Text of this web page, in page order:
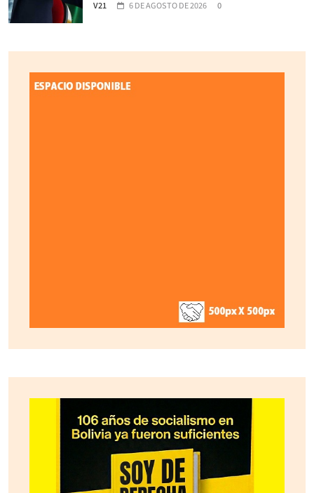
V21 6 DE AGOSTO DE 2026 0